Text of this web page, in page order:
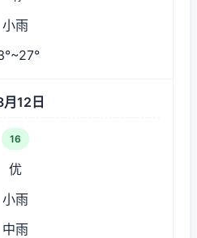
小雨
12日
16
优
小雨
中雨